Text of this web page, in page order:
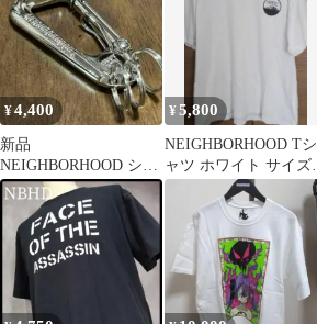
¥4,400
新品
NEIGHBORHOOD シル
バー カラビナ
¥5,800
NEIGHBORHOOD Tシ
ャツ ホワイト サイズ
XL